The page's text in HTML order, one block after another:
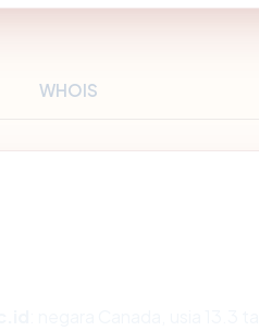
WHOIS